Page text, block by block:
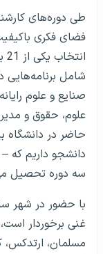
طی دوره‌های
فضای فکری
شامل
صنایع و علوم
علوم، حقوق و
سه دوره تحصیل
با حضور در شهر
غنی برخوردار
مسلمان، ارتدکس،